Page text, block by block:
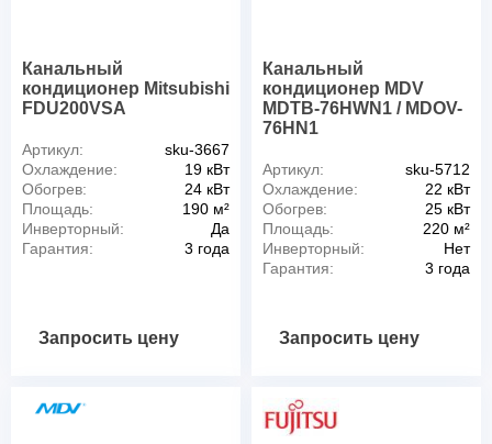
Канальный
кондиционер Mitsubishi
FDU200VSA
Артикул:
sku-3667
Охлаждение:
19 кВт
Обогрев:
24 кВт
Площадь:
190 м²
Инверторный:
Да
Гарантия:
3 года
Запросить цену
Канальный
кондиционер MDV
MDTB-76HWN1 / MDOV-
76HN1
Артикул:
sku-5712
Охлаждение:
22 кВт
Обогрев:
25 кВт
Площадь:
220 м²
Инверторный:
Нет
Гарантия:
3 года
Запросить цену